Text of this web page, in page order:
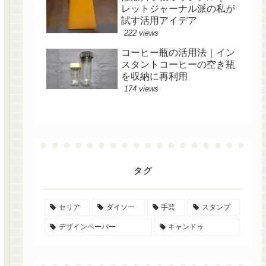
レットジャーナル派の私が
試す活用アイデア
222 views
コーヒー瓶の活用法｜イン
スタントコーヒーの空き瓶
を収納に再利用
174 views
タグ
セリア ダイソー 手芸 スタンプ
デザインペーパー キャンドゥ